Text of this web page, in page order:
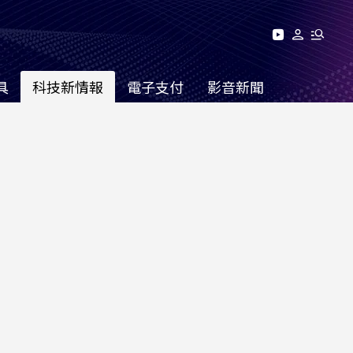
科技新情報 電子支付 影音新聞